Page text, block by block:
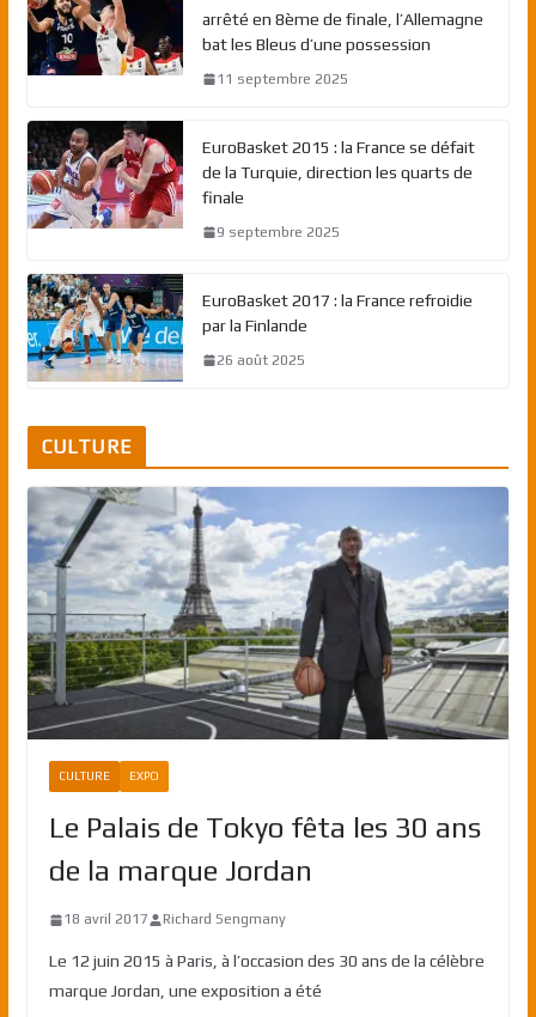
arrêté en 8ème de finale, l’Allemagne
bat les Bleus d’une possession
11 septembre 2025
EuroBasket 2015 : la France se défait
de la Turquie, direction les quarts de
finale
9 septembre 2025
EuroBasket 2017 : la France refroidie
par la Finlande
26 août 2025
CULTURE
CULTURE EXPO
Le Palais de Tokyo fêta les 30 ans
de la marque Jordan
18 avril 2017 Richard Sengmany
Le 12 juin 2015 à Paris, à l’occasion des 30 ans de la célèbre
marque Jordan, une exposition a été